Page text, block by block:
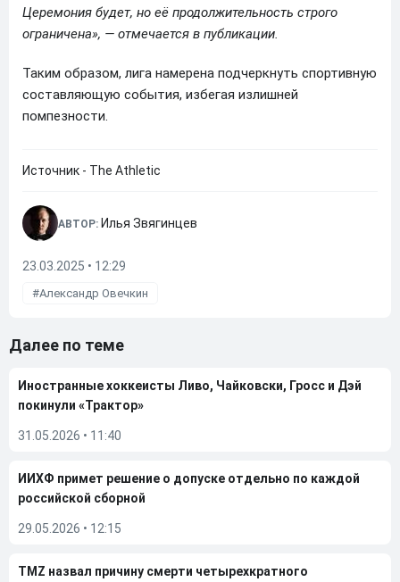
Церемония будет, но её продолжительность строго
ограничена», — отмечается в публикации.
Таким образом, лига намерена подчеркнуть спортивную
составляющую события, избегая излишней
помпезности.
Источник - The Athletic
АВТОР: Илья Звягинцев
23.03.2025 • 12:29
Александр Овечкин
Далее по теме
Иностранные хоккеисты Ливо, Чайковски, Гросс и Дэй
покинули «Трактор»
31.05.2026 • 11:40
ИИХФ примет решение о допуске отдельно по каждой
российской сборной
29.05.2026 • 12:15
TMZ назвал причину смерти четырехкратного